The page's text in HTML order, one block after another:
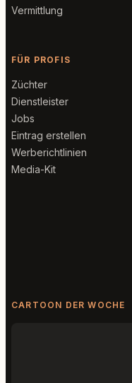
Vermittlung
FÜR PROFIS
Züchter
Dienstleister
Jobs
Eintrag erstellen
Werberichtlinien
Media-Kit
CARTOON DER WOCHE